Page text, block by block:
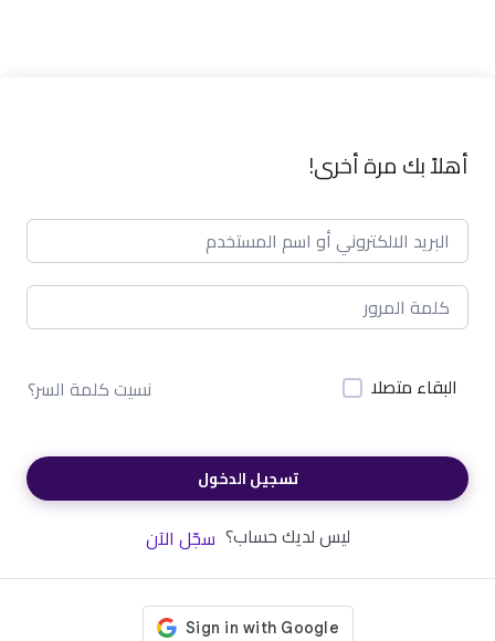
أهلاً بك مرة أخرى!
البقاء متصلا نسيت كلمة السر؟
تسجيل الدخول
ليس لديك حساب؟ سجّل الآن